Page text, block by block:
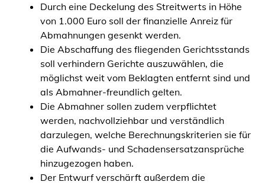
Durch eine Deckelung des Streitwerts in Höhe
von 1.000 Euro soll der finanzielle Anreiz für
Abmahnungen gesenkt werden.
Die Abschaffung des fliegenden Gerichtsstands
soll verhindern Gerichte auszuwählen, die
möglichst weit vom Beklagten entfernt sind und
als Abmahner-freundlich gelten.
Die Abmahner sollen zudem verpflichtet
werden, nachvollziehbar und verständlich
darzulegen, welche Berechnungskriterien sie für
die Aufwands- und Schadensersatzansprüche
hinzugezogen haben.
Der Entwurf verschärft außerdem die